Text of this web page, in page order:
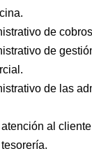
de
de
de las
al